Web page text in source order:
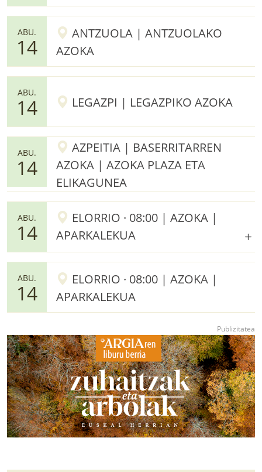
ABU.
14
ANTZUOLA | ANTZUOLAKO
AZOKA
ABU.
14 LEGAZPI | LEGAZPIKO AZOKA
ABU.
14
AZPEITIA | BASERRITARREN
AZOKA | AZOKA PLAZA ETA
ELIKAGUNEA
ABU.
14
ELORRIO · 08:00 | AZOKA |
APARKALEKUA
ABU.
14
ELORRIO · 08:00 | AZOKA |
APARKALEKUA